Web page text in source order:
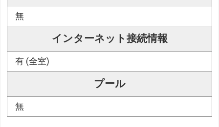
無
インターネット接続情報
有 (全室)
プール
無